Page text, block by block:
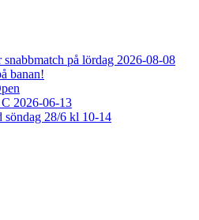
på lördag 2026-08-08
banan!
2026-06-13
28/6 kl 10-14